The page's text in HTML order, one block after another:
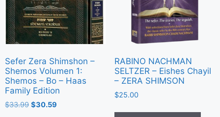
Sefer Zera Shimshon –
Shemos Volumen 1:
Shemos – Bo – Haas
Family Edition
$33.99 $30.59
RABINO NACHMAN
SELTZER – Eishes Chayil
– ZERA SHIMSON
$25.00